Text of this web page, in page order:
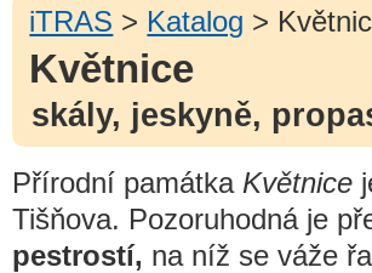
iTRAS > Katalog >
Květnice
skály, jeskyně,
Přírodní památka Květnice
Tišňova. Pozoruhodná je
pestrostí, na níž se váže